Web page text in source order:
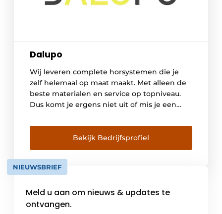
Dalupo
Wij leveren complete horsystemen die je
zelf helemaal op maat maakt. Met alleen de
beste materialen en service op topniveau.
Dus komt je ergens niet uit of mis je een
Neem geen risico met je business en ga voor
kwaliteit. Bovendien levert Dalupo altijd uit
voorraad, dus je grijpt […]
Bekijk Bedrijfsprofiel
NIEUWSBRIEF
Meld u aan om nieuws & updates te
ontvangen.